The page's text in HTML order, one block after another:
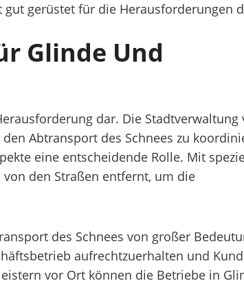
gerüstet für die Herausforderungen
Glinde Und
dar. Die Stadtverwaltung
Abtransport des Schnees zu
eine entscheidende Rolle. Mit
den Straßen entfernt, um die
des Schnees von großer
aufrechtzuerhalten und
vor Ort können die Betriebe in